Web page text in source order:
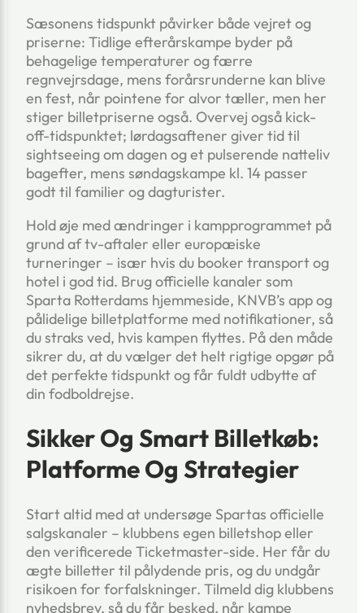
Sæsonens tidspunkt påvirker både vejret og
priserne: Tidlige efterårskampe byder på
behagelige temperaturer og færre
regnvejrsdage, mens forårsrunderne kan blive
en fest, når pointene for alvor tæller, men her
stiger billetpriserne også. Overvej også kick-
off-tidspunktet; lørdagsaftener giver tid til
sightseeing om dagen og et pulserende natteliv
bagefter, mens søndagskampe kl. 14 passer
godt til familier og dagturister.
Hold øje med ændringer i kampprogrammet på
grund af tv-aftaler eller europæiske
turneringer – især hvis du booker transport og
hotel i god tid. Brug officielle kanaler som
Sparta Rotterdams hjemmeside, KNVB’s app og
pålidelige billetplatforme med notifikationer, så
du straks ved, hvis kampen flyttes. På den måde
sikrer du, at du vælger det helt rigtige opgør på
det perfekte tidspunkt og får fuldt udbytte af
din fodboldrejse.
Sikker Og Smart Billetkøb:
Platforme Og Strategier
Start altid med at undersøge Spartas officielle
salgskanaler – klubbens egen billetshop eller
den verificerede Ticketmaster-side. Her får du
ægte billetter til pålydende pris, og du undgår
risikoen for forfalskninger. Tilmeld dig klubbens
nyhedsbrev, så du får besked, når kampe